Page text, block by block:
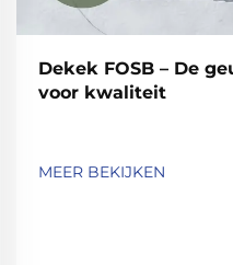
Dekek FOSB – De
voor kwaliteit
MEER BEKIJKEN